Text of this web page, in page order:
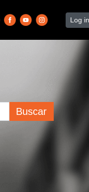
Log in
Buscar